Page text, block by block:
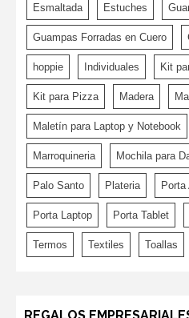
Esmaltada Estuches
Guampas Forradas en Cuero
hoppie Individuales Kit
Kit para Pizza Madera
Maletín para Laptop y Notebook
Marroquineria Mochila para
Palo Santo Plateria Porta
Porta Laptop Porta Tablet
Termos Textiles Toallas